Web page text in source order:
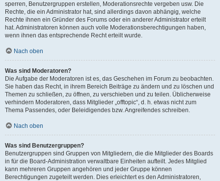
sperren, Benutzergruppen erstellen, Moderationsrechte vergeben usw. Die
Rechte, die ein Administrator hat, sind allerdings davon abhängig, welche
Rechte ihnen ein Gründer des Forums oder ein anderer Administrator erteilt
hat. Administratoren können auch volle Moderationsberechtigungen haben,
wenn ihnen das entsprechende Recht erteilt wurde.
Nach oben
Was sind Moderatoren?
Die Aufgabe der Moderatoren ist es, das Geschehen im Forum zu beobachten.
Sie haben das Recht, in ihrem Bereich Beiträge zu ändern und zu löschen und
Themen zu schließen, zu öffnen, zu verschieben und zu teilen. Üblicherweise
verhindern Moderatoren, dass Mitglieder „offtopic“, d. h. etwas nicht zum
Thema Passendes, oder Beleidigendes bzw. Angreifendes schreiben.
Nach oben
Was sind Benutzergruppen?
Benutzergruppen sind Gruppen von Mitgliedern, die die Mitglieder des Boards
in für die Board-Administration verwaltbare Einheiten aufteilt. Jedes Mitglied
kann mehreren Gruppen angehören und jeder Gruppe können
Berechtigungen zugeteilt werden. Dies erleichtert es den Administratoren,